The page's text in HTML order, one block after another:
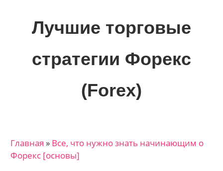
Лучшие торговые
стратегии Форекс
(Forex)
трейдеров
на
Главная » Все, что нужно знать начинающим о
Форекс [основы]